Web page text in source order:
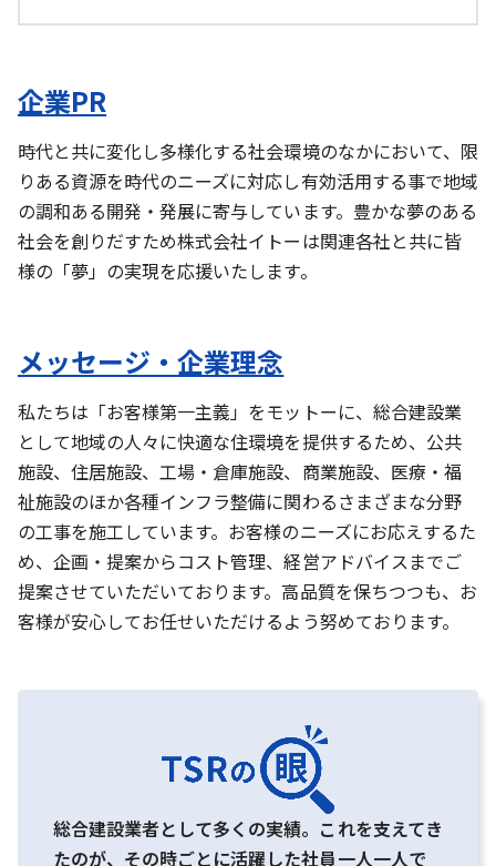
企業PR
時代と共に変化し多様化する社会環境のなかにおいて、限
りある資源を時代のニーズに対応し有効活用する事で地域
の調和ある開発・発展に寄与しています。豊かな夢のある
社会を創りだすため株式会社イトーは関連各社と共に皆
様の「夢」の実現を応援いたします。
メッセージ・企業理念
私たちは「お客様第一主義」をモットーに、総合建設業
として地域の人々に快適な住環境を提供するため、公共
施設、住居施設、工場・倉庫施設、商業施設、医療・福
祉施設のほか各種インフラ整備に関わるさまざまな分野
の工事を施工しています。お客様のニーズにお応えするた
め、企画・提案からコスト管理、経営アドバイスまでご
提案させていただいております。高品質を保ちつつも、お
客様が安心してお任せいただけるよう努めております。
総合建設業者として多くの実績。これを支えてき
たのが、その時ごとに活躍した社員一人一人で